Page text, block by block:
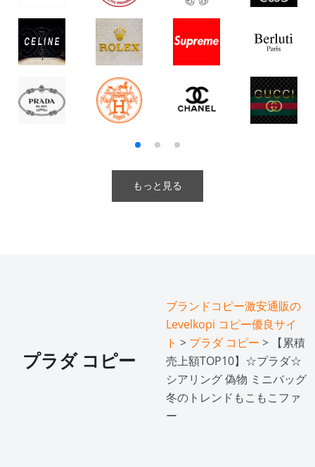
もっと見る
プラダ コピー
ブランドコピー激安通販の
Levelkopi コピー優良サイ
ト > プラダ コピー > 【累積
売上額TOP10】☆プラダ☆
シアリング 偽物 ミニバッグ
冬のトレンドもこもこファ
ー